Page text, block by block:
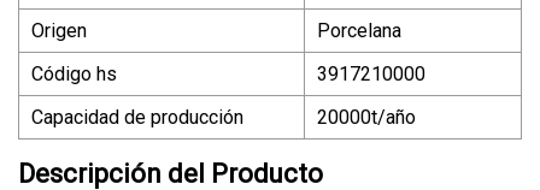
Origen
Porcelana
Código hs
3917210000
Capacidad de producción
20000t/año
Descripción del Producto